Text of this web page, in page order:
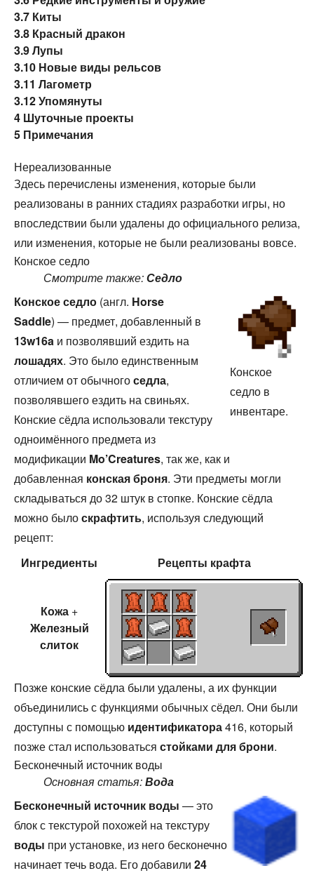
3.7 Киты
3.8 Красный дракон
3.9Лупы
3.10 Новые виды рельсов
3.11 Лагометр
3.12Упомянуты
4 Шуточные проекты
5 Примечания
Нереализованные
Здесь перечислены изменения, которые были
реализованы в ранних стадиях разработки игры, но
впоследствии были удалены до официального релиза,
или изменения, которые не были реализованы вовсе.
Конское седло
Смотрите также:Седло
Конское
седло в
инвентаре.
Конское седло (англ. Horse
Saddle) — предмет, добавленный в
13w16a и позволявший ездить на
лошадях. Это было единственным
отличием от обычногоседла,
позволявшего ездить на свиньях.
Конские сёдла использовали текстуру
одноимённого предмета из
модификации Mo’Creatures, так же, как и
добавленная конская броня. Эти предметы могли
складываться до 32 штук в стопке. Конские сёдла
можно былоскрафтить, используя следующий
рецепт:
Ингредиенты
Рецепты крафта
Кожа +
Железный
слиток
Позже конские сёдла были удалены, а их функции
объединились с функциями обычных сёдел. Они были
доступны с помощью идентификатора416, который
позже стал использоваться стойками для брони.
Бесконечный источник воды
Основная статья:Вода
Бесконечный источник воды — это
блок с текстурой похожей на текстуру
воды при установке, из него бесконечно
начинает течь вода. Его добавили 24